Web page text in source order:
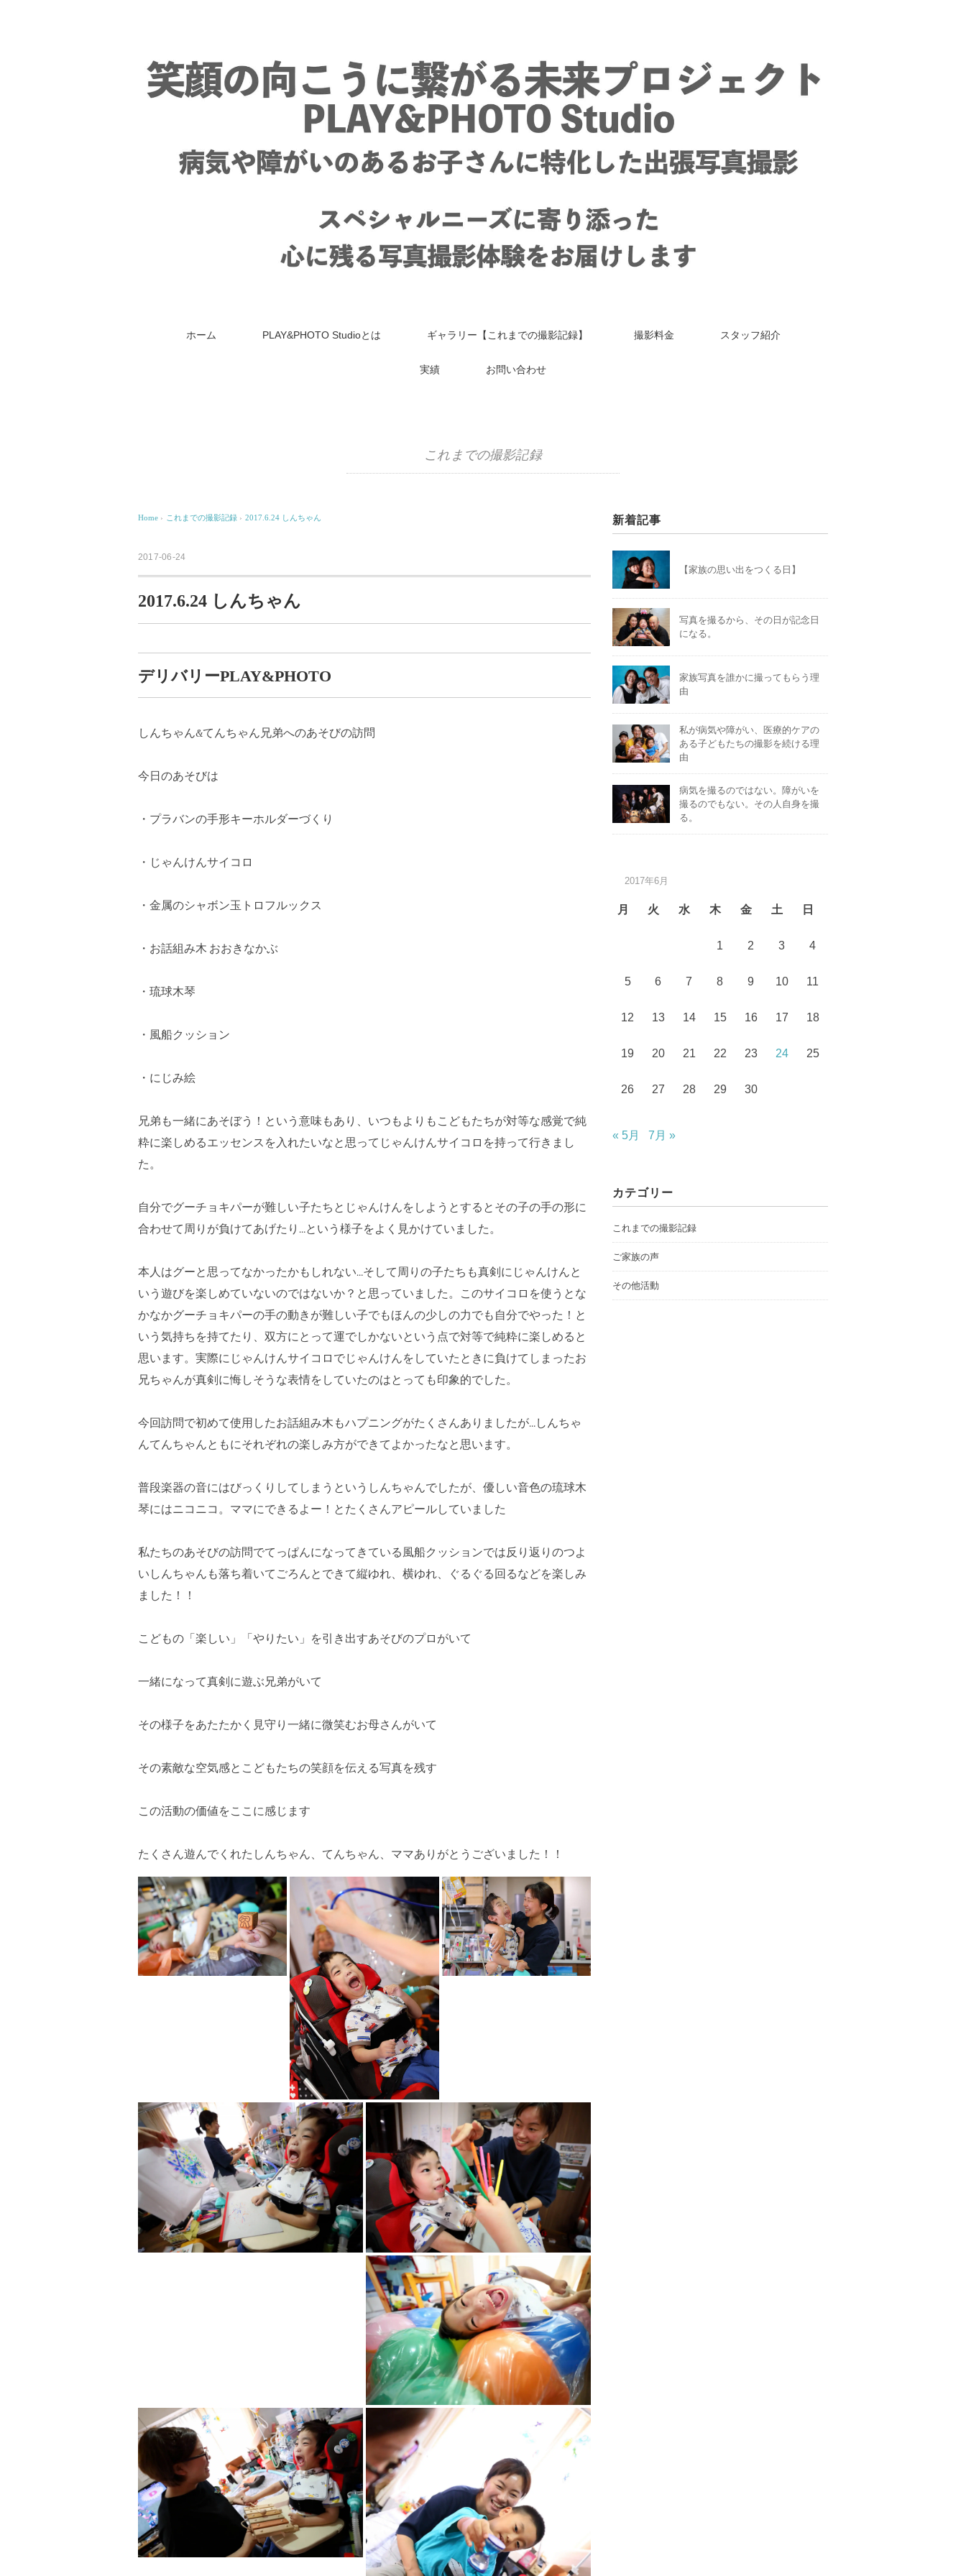
ホーム PLAY&PHOTO Studioとは ギャラリー【これまでの撮影記録】 撮影料金 スタッフ紹介
実績 お問い合わせ
これまでの撮影記録
Home › これまでの撮影記録 › 2017.6.24 しんちゃん
2017-06-24
2017.6.24 しんちゃん
デリバリーPLAY&PHOTO
しんちゃん&てんちゃん兄弟へのあそびの訪問
今日のあそびは
・プラバンの手形キーホルダーづくり
・じゃんけんサイコロ
・金属のシャボン玉トロフルックス
・お話組み木 おおきなかぶ
・琉球木琴
・風船クッション
・にじみ絵
兄弟も一緒にあそぼう！という意味もあり、いつもよりもこどもたちが対等な感覚で純
粋に楽しめるエッセンスを入れたいなと思ってじゃんけんサイコロを持って行きまし
た。
自分でグーチョキパーが難しい子たちとじゃんけんをしようとするとその子の手の形に
合わせて周りが負けてあげたり…という様子をよく見かけていました。
本人はグーと思ってなかったかもしれない…そして周りの子たちも真剣にじゃんけんと
いう遊びを楽しめていないのではないか？と思っていました。このサイコロを使うとな
かなかグーチョキパーの手の動きが難しい子でもほんの少しの力でも自分でやった！と
いう気持ちを持てたり、双方にとって運でしかないという点で対等で純粋に楽しめると
思います。実際にじゃんけんサイコロでじゃんけんをしていたときに負けてしまったお
兄ちゃんが真剣に悔しそうな表情をしていたのはとっても印象的でした。
今回訪問で初めて使用したお話組み木もハプニングがたくさんありましたが…しんちゃ
んてんちゃんともにそれぞれの楽しみ方ができてよかったなと思います。
普段楽器の音にはびっくりしてしまうというしんちゃんでしたが、優しい音色の琉球木
琴にはニコニコ。ママにできるよー！とたくさんアピールしていました
私たちのあそびの訪問でてっぱんになってきている風船クッションでは反り返りのつよ
いしんちゃんも落ち着いてごろんとできて縦ゆれ、横ゆれ、ぐるぐる回るなどを楽しみ
ました！！
こどもの「楽しい」「やりたい」を引き出すあそびのプロがいて
一緒になって真剣に遊ぶ兄弟がいて
その様子をあたたかく見守り一緒に微笑むお母さんがいて
その素敵な空気感とこどもたちの笑顔を伝える写真を残す
この活動の価値をここに感じます
たくさん遊んでくれたしんちゃん、てんちゃん、ママありがとうございました！！
新着記事
【家族の思い出をつくる日】
写真を撮るから、その日が記念日
になる。
家族写真を誰かに撮ってもらう理
由
私が病気や障がい、医療的ケアの
ある子どもたちの撮影を続ける理
由
病気を撮るのではない。障がいを
撮るのでもない。その人自身を撮
る。
2017年6月
月 火 水 木 金 土 日
1 2 3 4
5 6 7 8 9 10 11
12 13 14 15 16 17 18
19 20 21 22 23 24 25
26 27 28 29 30
« 5月 7月 »
カテゴリー
これまでの撮影記録
ご家族の声
その他活動